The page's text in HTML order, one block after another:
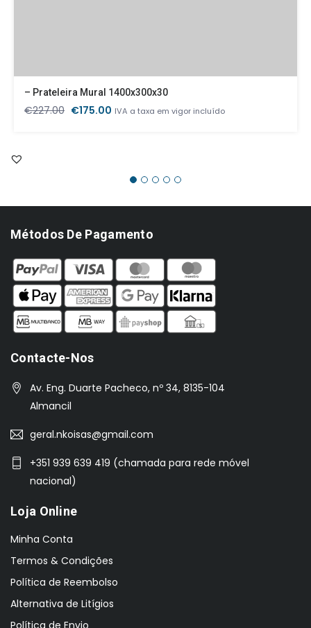
– Prateleira Mural 1400x300x30
€227.00 O
€175.00 O
IVA a taxa em vigor incluído
Métodos De Pagamento
Contacte-Nos
Av. Eng. Duarte Pacheco, nº 34, 8135-104
Almancil
geral.nkoisas@gmail.com
+351 939 639 419 (chamada para rede móvel
nacional)
Loja Online
Minha Conta
Termos & Condições
Política de Reembolso
Alternativa de Litígios
Política de Envio